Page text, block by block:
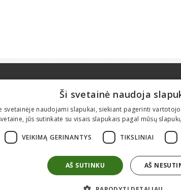
Karjera
Statybinės
Atsarginės detalės
Modulinės
Tranšėjiniai
Ši svetainė naudoja
svetainėje naudojami slapukai, siekiant pagerinti
jūs sutinkate su visais slapukais pagal mūsų
VEIKIMĄ GERINANTYS TIKSLINIAI
AŠ SUTINKU AŠ